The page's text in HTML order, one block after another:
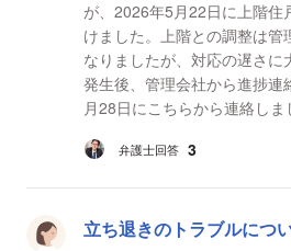
が、2026年5月22日に上階住
けました。上階との調整は管
なりましたが、対応の遅さ
発生後、管理会社から進捗連
月28日にこちらから連絡し
再度問...弁護士回答 3
立ち退きのトラブルにつ